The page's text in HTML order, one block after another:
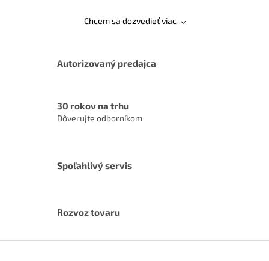
p
u
Chcem sa dozvedieť viac
Autorizovaný predajca
30 rokov na trhu
Dôverujte odborníkom
Spoľahlivý servis
Rozvoz tovaru